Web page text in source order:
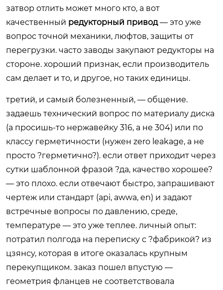
затвор отлить может много кто, а вот
качественный редукторный привод— это уже
вопрос точной механики, люфтов, защиты от
перегрузки. часто заводы закупают редукторы на
стороне. хороший признак, если производитель
сам делает и то, и другое, но таких единицы.
третий, и самый болезненный, — общение.
задаешь технический вопрос по материалу диска
(а просишь-то нержавейку 316, а не 304) или по
классу герметичности (нужен zero leakage, а не
просто ?герметично?). если ответ приходит через
сутки шаблонной фразой ?да, качество хорошее?
— это плохо. если отвечают быстро, запрашивают
чертеж или стандарт (api, awwa, en) и задают
встречные вопросы по давлению, среде,
температуре — это уже теплее. личный опыт:
потратил полгода на переписку с ?фабрикой? из
цзянсу, которая в итоге оказалась крупным
перекупщиком. заказ пошел впустую —
геометрия фланцев не соответствовала